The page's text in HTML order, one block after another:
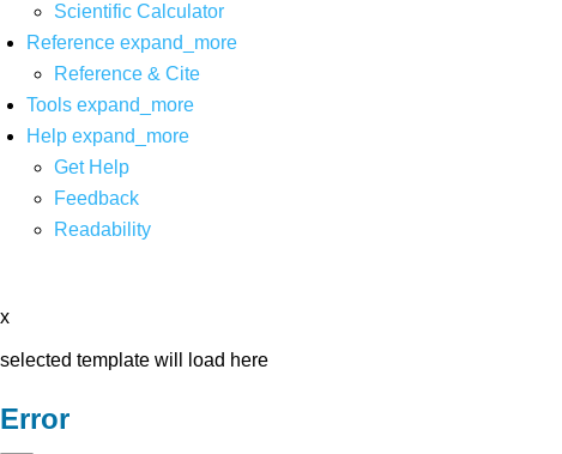
Scientific Calculator
Reference expand_more
Reference & Cite
Tools expand_more
Help expand_more
Get Help
Feedback
Readability
x
selected template will load here
Error